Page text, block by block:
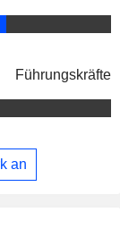
Führungskräfte
an